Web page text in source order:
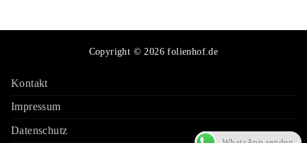
Copyright © 2026 folienhof.de
Kontakt
Impressum
Datenschutz